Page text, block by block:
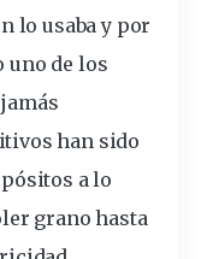
lo usaba y por
uno de los
han sido
a lo
grano hasta